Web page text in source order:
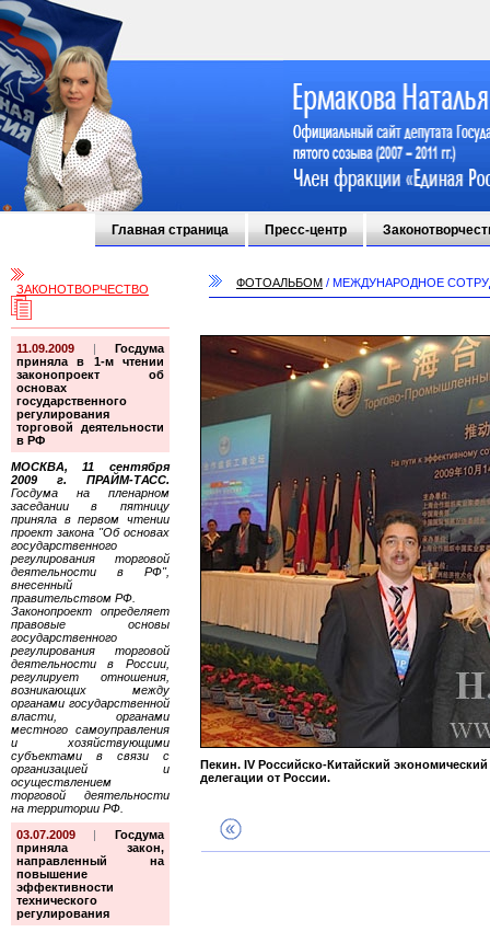
Главная страница Пресс-центр
ЗАКОНОТВОРЧЕСТВО
11.09.2009 | Госдума
приняла в 1-м чтении
законопроект об
основах
государственного
регулирования
торговой деятельности
в РФ
МОСКВА, 11 сентября
2009 г. ПРАЙМ-ТАСС.
Госдума на пленарном
заседании в пятницу
приняла в первом чтении
проект закона "Об основах
государственного
регулирования торговой
деятельности в РФ",
внесенный
правительством РФ.
Законопроект определяет
правовые основы
государственного
регулирования торговой
деятельности в России,
регулирует отношения,
возникающих между
органами государственной
власти, органами
местного самоуправления
и хозяйствующими
субъектами в связи с
организацией и
осуществлением
торговой деятельности
на территории РФ.
03.07.2009 | Госдума
приняла закон,
направленный на
повышение
эффективности
технического
регулирования
ФОТОАЛЬБОМ / МЕЖДУНАРОДНОЕ
Пекин. IV Российско-Китайский
делегации от России.